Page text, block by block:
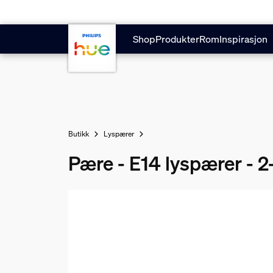
ShopProdukterRomInspirasjon
Butikk Lyspærer
Pære - E14 lyspærer -